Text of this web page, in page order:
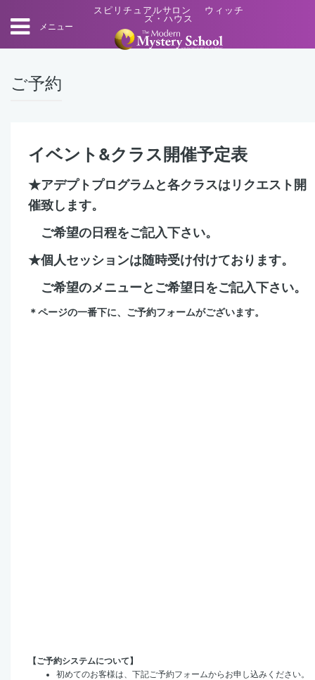
メニュー
スピリチュアルサロン ウィッチ
ズ・ハウス
ご予約
イベント&クラス開催予定表
★アデプトプログラムと各クラスはリクエスト開
催致します。
ご希望の日程をご記入下さい。
★個人セッションは随時受け付けております。
ご希望のメニューとご希望日をご記入下さい。
＊ページの一番下に、ご予約フォームがございます。
【ご予約システムについて】
初めてのお客様は、下記ご予約フォームからお申し込みください。